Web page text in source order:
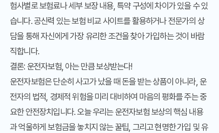
험사별로 보험료나 세부 보장 내용, 특약 구성에 차이가 있을 수 있
습니다. 공신력 있는 보험 비교 사이트를 활용하거나 전문가의 상
담을 통해 자신에게 가장 유리한 조건을 찾아 가입하는 것이 바람
직합니다.
결론: 운전자보험, 아는 만큼 보상받는다!
운전자보험은 단순히 사고가 났을 때 돈을 받는 상품이 아니라, 운
전자의 법적, 경제적 위험을 미리 대비하여 마음의 평화를 주는 중
요한 안전장치입니다. 오늘 우리는운전자보험 보상의 핵심 내용
과 억울하게 보험금을 놓치지 않는 꿀팁, 그리고 현명한 가입 및 유